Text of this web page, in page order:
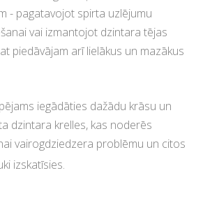
- pagatavojot spirta uzlējumu
vai izmantojot dzintara tējas
piedāvājam arī lielākus un mazākus
iegādāties dažādu krāsu un
dzintara krelles, kas noderēs
vairogdziedzera problēmu un citos
izskatīsies.